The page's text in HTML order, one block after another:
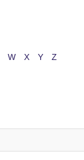
W X Y Z